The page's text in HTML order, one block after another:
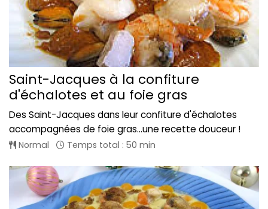
Saint-Jacques à la confiture
d'échalotes et au foie gras
Des Saint-Jacques dans leur confiture d'échalotes
accompagnées de foie gras...une recette douceur !
Normal Temps total : 50 min